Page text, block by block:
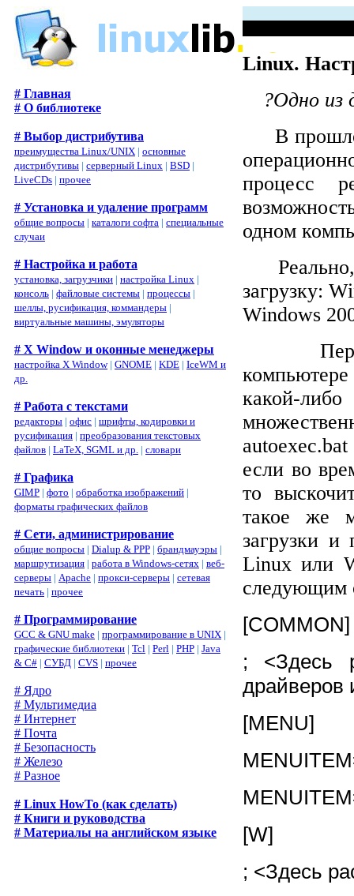
# Главная
# О библиотеке
# Выбор дистрибутива
преимущества Linux/UNIX | основные
дистрибутивы | серверный Linux | BSD |
LiveCDs | прочее
# Установка и удаление программ
общие вопросы | каталоги софта | специальные
случаи
# Настройка и работа
установка, загрузчики | настройка Linux |
консоль | файловые системы | процессы |
шеллы, русификация, коммандеры |
виртуальные машины, эмуляторы
# X Window и оконные менеджеры
настройка X Window| GNOME | KDE | IceWM и
др.
# Работа с текстами
редакторы | офис | шрифты, кодировки и
русификация | преобразования текстовых
файлов | LaTeX, SGML и др. | словари
# Графика
GIMP | фото | обработка изображений |
форматы графических файлов
# Сети, администрирование
общие вопросы | Dialup & PPP | брандмауэры |
маршрутизация | работа в Windows-сетях | веб-
серверы | Apache | прокси-серверы | сетевая
печать | прочее
# Программирование
GCC & GNU make | программирование в UNIX |
графические библиотеки | Tcl | Perl | PHP | Java
& C# | СУБД | CVS | прочее
# Ядро
# Мультимедиа
# Интернет
# Почта
# Безопасность
# Железо
# Разное
# Linux HowTo (как сделать)
# Книги и руководства
# Материалы на английском языке
Linux.
?Одно из
В
процесс
одном
загрузку:
Windows
какой-
autoexec.bat
если во
то
такое же
загрузки и
Linux или
следующим
[COMMON]
; <Здесь
драйверов
[MENU]
[W]
; <Здесь